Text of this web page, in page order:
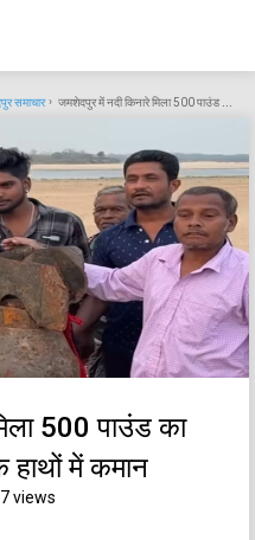
समाचार जमशेदपुर में नदी किनारे मिला 500 पाउंड का जिंदा अमेरिकी बम, आर्मी के हाथों में कमान
500 पाउंड का
हाथों में कमान
views